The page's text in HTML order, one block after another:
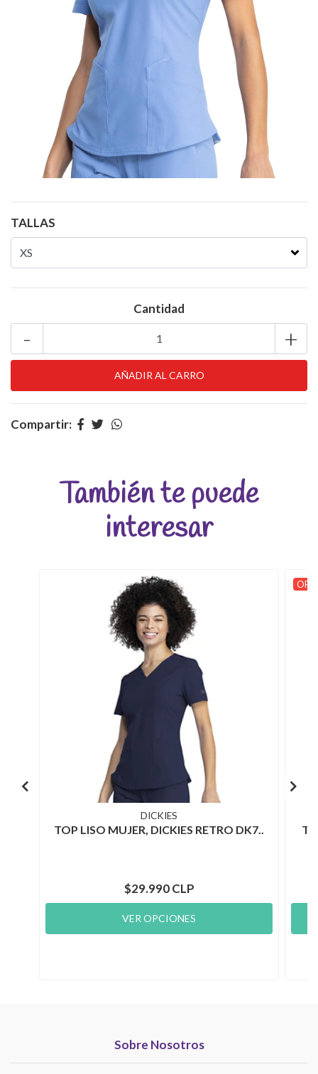
TALLAS
Cantidad
+
-
Compartir:
También te puede
interesar
DICKIES
TOP LISO MUJER, DICKIES RETRO DK7..
$29.990 CLP
VER OPCIONES
Sobre Nosotros